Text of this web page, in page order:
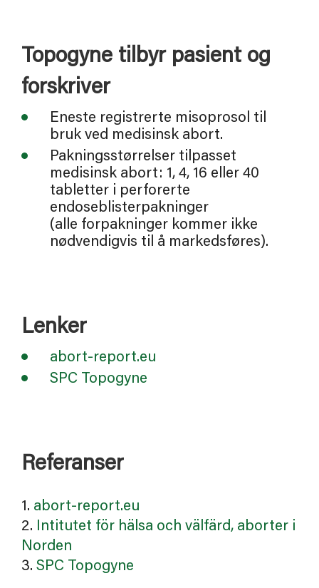
Topogyne tilbyr pasient og
forskriver
Eneste registrerte misoprosol til
bruk ved medisinsk abort.
Pakningsstørrelser tilpasset
medisinsk abort: 1, 4, 16 eller 40
tabletter i perforerte
endoseblisterpakninger
(alle forpakninger kommer ikke
nødvendigvis til å markedsføres).
Lenker
abort-report.eu
SPC Topogyne
Referanser
1. abort-report.eu
2. Intitutet för hälsa och välfärd, aborter i
Norden
3.SPC Topogyne